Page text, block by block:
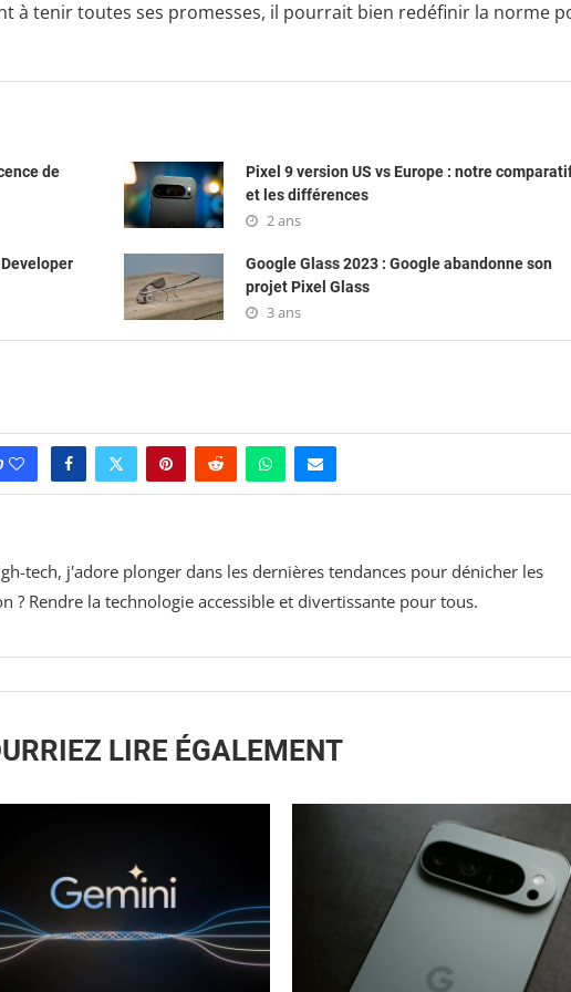
à tenir toutes ses promesses, il pourrait bien redéfinir la norme
de
Pixel 9 version US vs Europe : notre
et les différences
2 ans
Google Glass 2023 : Google abandonne son
projet Pixel Glass
3 ans
tech, j'adore plonger dans les dernières tendances pour dénicher les
? Rendre la technologie accessible et divertissante pour tous.
LIRE ÉGALEMENT